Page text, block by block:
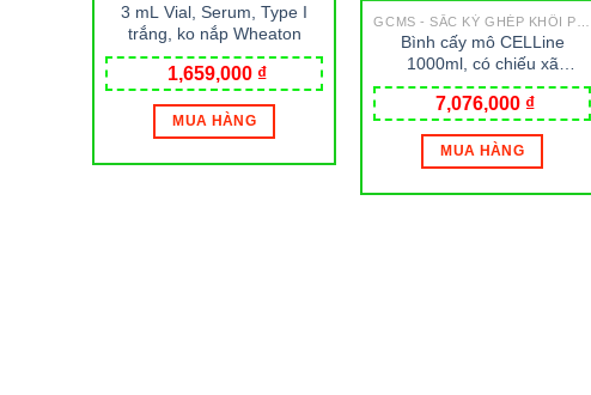
3 mL Vial, Serum, Type I
trắng, ko nắp Wheaton
1,659,000 ₫
MUA HÀNG
Bình cấy mô CELLine
1000ml, có chiếu xã
Gamma – Wheaton
7,076,000 ₫
MUA HÀNG